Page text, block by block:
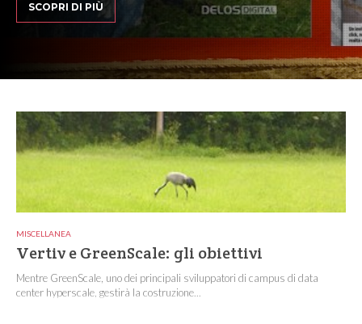
SCOPRI DI PIÙ
MISCELLANEA
Vertiv e GreenScale: gli obiettivi
Mentre GreenScale, uno dei principali sviluppatori di campus di data
center hyperscale, gestirà la costruzione...